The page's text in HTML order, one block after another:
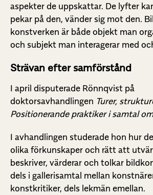
aspekter de uppskattar. De lyfter
pekar på den, vänder sig mot den.
konstverken är både objekt man
och subjekt man interagerar med
Strävan efter samförstånd
I april disputerade Rönnqvist på
doktorsavhandlingen Turer,
Positionerande praktiker i samtal
I avhandlingen studerade hon hur
olika förkunskaper och rätt att
beskriver, värderar och tolkar
dels i gallerisamtal mellan
konstkritiker, dels lekmän emellan.